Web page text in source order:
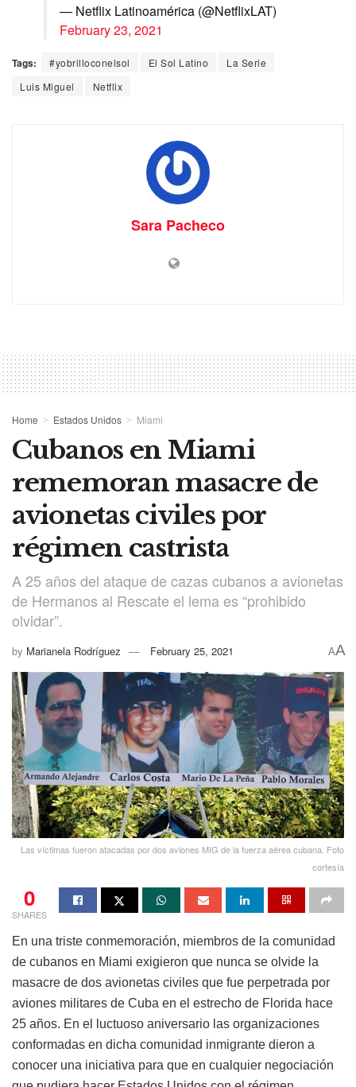
— Netflix Latinoamérica (@NetflixLAT)
February 23, 2021
Tags: #yobrilloconelsol El Sol Latino
La Serie
Luis Miguel
Netflix
Sara Pacheco
Home Estados Unidos Miami
Cubanos en Miami
rememoran masacre de
avionetas civiles por
régimen castrista
A 25 años del ataque de cazas cubanos a avionetas
de Hermanos al Rescate el lema es “prohibido
olvidar”.
by Marianela Rodríguez February 25, 2021 AA
Las víctimas fueron atacadas por dos aviones MIG de la fuerza aérea cubana. Foto
cortesía
0
SHARES
En una triste conmemoración, miembros de la comunidad
de cubanos en Miami exigieron que nunca se olvide la
masacre de dos avionetas civiles que fue perpetrada por
aviones militares de Cuba en el estrecho de Florida hace
25 años. En el luctuoso aniversario las organizaciones
conformadas en dicha comunidad inmigrante dieron a
conocer una iniciativa para que en cualquier negociación